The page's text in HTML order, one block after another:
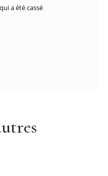
a été cassé